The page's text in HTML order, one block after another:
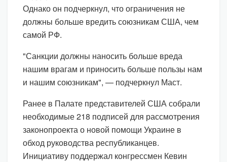
Однако он подчеркнул, что ограничения не
должны больше вредить союзникам США, чем
самой РФ.
"Санкции должны наносить больше вреда
нашим врагам и приносить больше пользы нам
и нашим союзникам", — подчеркнул Маст.
Ранее в Палате представителей США собрали
необходимые 218 подписей для рассмотрения
законопроекта о новой помощи Украине в
обход руководства республиканцев.
Инициативу поддержал конгрессмен Кевин